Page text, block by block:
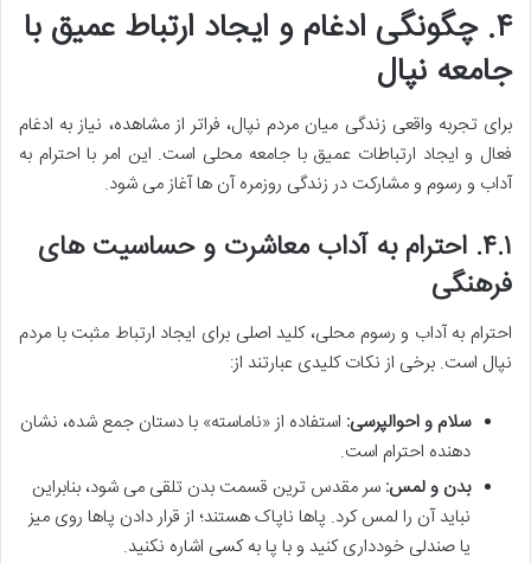
۴. چگونگی ادغام و ایجاد ارتباط عمیق با
جامعه نپال
برای تجربه واقعی زندگی میان مردم نپال، فراتر از مشاهده، نیاز به ادغام
فعال و ایجاد ارتباطات عمیق با جامعه محلی است. این امر با احترام به
آداب و رسوم و مشارکت در زندگی روزمره آن ها آغاز می شود.
۴.۱. احترام به آداب معاشرت و حساسیت های
فرهنگی
احترام به آداب و رسوم محلی، کلید اصلی برای ایجاد ارتباط مثبت با مردم
نپال است. برخی از نکات کلیدی عبارتند از:
سلام و احوالپرسی: استفاده از «ناماسته» با دستان جمع شده، نشان
دهنده احترام است.
بدن و لمس: سر مقدس ترین قسمت بدن تلقی می شود، بنابراین
نباید آن را لمس کرد. پاها ناپاک هستند؛ از قرار دادن پاها روی میز
یا صندلی خودداری کنید و با پا به کسی اشاره نکنید.